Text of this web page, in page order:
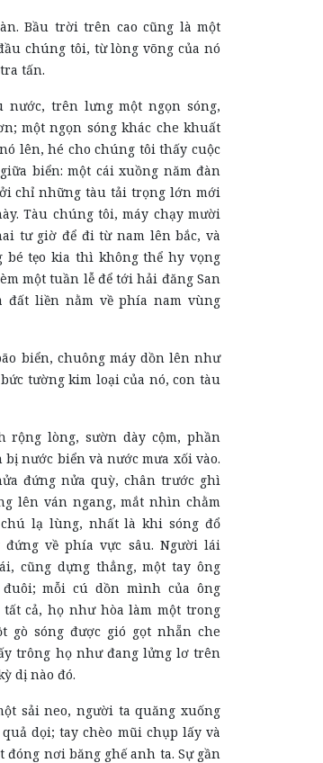
Bầu trời trên cao cũng là một
chúng tôi, từ lòng võng của nó
tấn.
trên lưng một ngọn sóng,
một ngọn sóng khác che khuất
lên, hé cho chúng tôi thấy cuộc
biển: một cái xuồng năm đàn
chỉ những tàu tải trọng lớn mới
Tàu chúng tôi, máy chạy mười
tư giờ để đi từ nam lên bắc, và
bé tẹo kia thì không thể hy vọng
một tuần lễ để tới hải đăng San
đất liền nằm về phía nam vùng
biển, chuông máy dồn lên như
tường kim loại của nó, con tàu
rộng lòng, sườn dày cộm, phần
nước biển và nước mưa xối vào.
đứng nửa quỳ, chân trước ghì
lên ván ngang, mắt nhìn chằm
lạ lùng, nhất là khi sóng đổ
về phía vực sâu. Người lái
cũng dựng thẳng, một tay ông
mỗi cú dồn mình của ông
cả, họ như hòa làm một trong
gò sóng được gió gọt nhẵn che
trông họ như đang lửng lơ trên
dị nào đó.
sải neo, người ta quăng xuống
dọi; tay chèo mũi chụp lấy và
nơi băng ghế anh ta. Sự gần